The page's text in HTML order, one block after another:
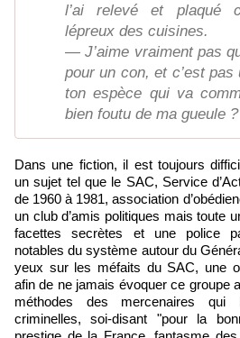
l’ai relevé et plaqué
lépreux des cuisines.
— J’aime vraiment pas
pour un con, et c’est pas
ton espèce qui va
bien foutu de ma gueule ?
Dans une fiction, il est toujours
un sujet tel que le SAC, Service
de 1960 à 1981, association
un club d’amis politiques mais toute
facettes secrètes et une police
notables du système autour du
yeux sur les méfaits du SAC, une
afin de ne jamais évoquer ce groupe
méthodes des mercenaires qui
criminelles, soi-disant "pour la